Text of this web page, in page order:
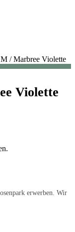
M /Marbree Violette
Violette
erwerben. Wir